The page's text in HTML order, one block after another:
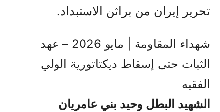
تحرير إيران من براثن الاستبداد.
شهداء المقاومة | مايو 2026 – عهد
الثبات حتى إسقاط ديكتاتورية الولي
الفقيه
الشهيد البطل وحيد بني عامريان